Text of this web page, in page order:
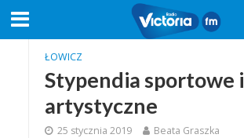
ŁOWICZ
Stypendia sportowe i
artystyczne
25 stycznia 2019 Beata Graszka